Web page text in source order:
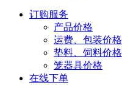
订购服务
产品价格
运费、包装价格
垫料、饲料价格
笼器具价格
在线下单